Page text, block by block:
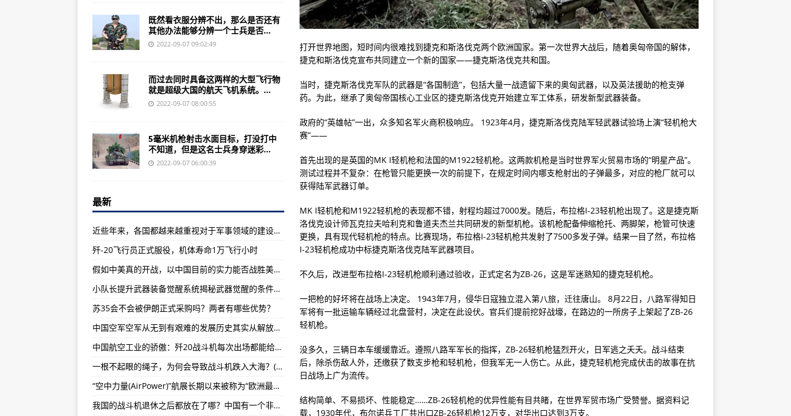
中国十大特种部队、中国特种部队突击队都是最厉害的
强人系列是兹玛德-15Gyan泛用型MS公司新型机体介绍
雷达币早就被定义为传销，为什么至今还没有被取缔？
为什么如今雷达大部分被套的是老年人？（深度好文）
印媒：印度国产ATAGS155毫米榴弹炮可能成为印度武器
提前返乡旅加“大毛”和“二顺”回到中国
北约将国内军队手枪口径统一为9毫米口径冲锋枪的国家
新型无后坐力炮终于露面：当初和它一被大家讨论
电影版《攻壳机动队》：“寡姐”真适合这类角色
不知道怎么下载？《帝国时代2：被遗忘的帝国》,这是
财大气粗装具和背装全家幅IOTV外部战术背心(组图)
超安全核公司获新型3D打印技术授权制造
乌克兰战场上首次确认俄军柳叶刀3巡飞弹参战(图)
福岛第一核电站核电站3号机组安全壳内聚积取出方案收集信息
揭秘奥匈帝国：火力掩护抱机枪冲锋在前成功营救战友
中国特种部队-狼牙特种作战旅（一）——特种兵
前沿哨所：美国想拉中国下水那中国就反其道而行之偏不如
打开世界地图，短时间内很难找到捷克和斯洛伐克两个欧洲国家。第一次世界大战后，随着奥匈帝国的解体，
捷克和斯洛伐克宣布共同建立一个新的国家——捷克斯洛伐克共和国。
当时，捷克斯洛伐克军队的武器是“各国制造”，包括大量一战遗留下来的奥匈武器，以及英法援助的枪支弹
药。为此，继承了奥匈帝国核心工业区的捷克斯洛伐克开始建立军工体系，研发新型武器装备。
政府的“英雄帖”一出，众多知名军火商积极响应。 1923年4月，捷克斯洛伐克陆军轻武器试验场上演“轻机枪大
赛”——
首先出现的是英国的MK I轻机枪和法国的M1922轻机枪。这两款机枪是当时世界军火贸易市场的“明星产品”。
测试过程并不复杂：在枪管只能更换一次的前提下，在规定时间内哪支枪射出的子弹最多，对应的枪厂就可以
获得陆军武器订单。
MK I轻机枪和M1922轻机枪的表现都不错，射程均超过7000发。随后，布拉格I-23轻机枪出现了。这是捷克斯
洛伐克设计师瓦克拉夫哈利克和鲁道夫杰兰共同研发的新型机枪。该机枪配备伸缩枪托、两脚架，枪管可快速
更换，具有现代轻机枪的特点。比赛现场，布拉格I-23轻机枪共发射了7500多发子弹。结果一目了然，布拉格
I-23轻机枪成功中标捷克斯洛伐克陆军武器项目。
不久后，改进型布拉格I-23轻机枪顺利通过验收，正式定名为ZB-26，这是军迷熟知的捷克轻机枪。
一把枪的好坏将在战场上决定。 1943年7月，侵华日寇独立混入第八旅，迁往唐山。 8月22日，八路军得知日
军将有一批运输车辆经过北盘营村，决定在此设伏。官兵们提前挖好战壕，在路边的一所房子上架起了ZB-26
轻机枪。
没多久，三辆日本车缓缓靠近。遵照八路军军长的指挥，ZB-26轻机枪猛烈开火，日军逃之夭夭。战斗结束
后，除杀伤敌人外，还缴获了数支步枪和轻机枪，但我军无一人伤亡。从此，捷克轻机枪完成伏击的故事在抗
日战场上广为流传。
结构简单、不易损坏、性能稳定……ZB-26轻机枪的优异性能有目共睹，在世界军贸市场广受赞誉。据资料记
载，1930年代，布尔诺兵工厂共出口ZB-26轻机枪12万支，对华出口达到3万支。
既然看衣服分辨不出，那么是否还有
其他办法能够分辨一个士兵是否...
2022-09-07 09:02:49
而过去同时具备这两样的大型飞行物
就是超级大国的航天飞机系统。...
2022-09-07 08:00:55
5毫米机枪射击水面目标，打没打中
不知道，但是这名士兵身穿迷彩...
2022-09-07 06:00:39
最新
近些年来，各国都越来越重视对于军事领域的建设，重视
歼-20飞行员正式服役，机体寿命1万飞行小时
假如中美真的开战，以中国目前的实力能否战胜美国？
小队长提升武器装备觉醒系统揭秘武器觉醒的条件及条件解析
苏35会不会被伊朗正式采购吗？两者有哪些优势？
中国空军空军从无到有艰难的发展历史其实从解放战争初期就开始
中国航空工业的骄傲：歼20战斗机每次出场都能给军迷们带来惊喜
一根不起眼的绳子，为何会导致战斗机跌入大海？(图)
“空中力量(AirPower)”航展长期以来被称为“欧洲最大航空展”
我国的战斗机退休之后都放在了哪？中国有一个非常不起眼